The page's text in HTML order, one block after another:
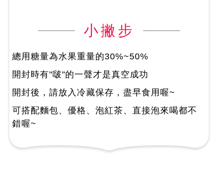
小撇步
總用糖量為水果重量的30%~50%
開封時有"啵"的一聲才是真空成功
開封後，請放入冷藏保存，盡早食用喔~
可搭配麵包、優格、泡紅茶、直接泡來喝都不
錯喔~